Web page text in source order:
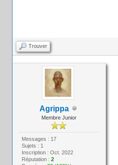
Trouver
Agrippa
Membre Junior
Messages : 17
Sujets : 1
Inscription : Oct. 2022
Réputation : 2